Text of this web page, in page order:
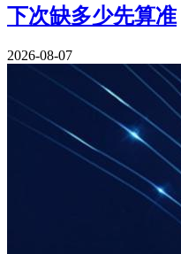
下次缺多少先算准
2026-08-07